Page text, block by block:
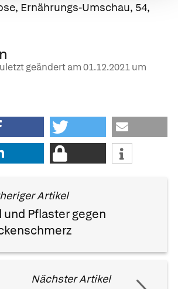
Ernährungs-Umschau, 54,
geändert am01.12.2021um
Artikel
und Pflaster gegen
Nächster Artikel